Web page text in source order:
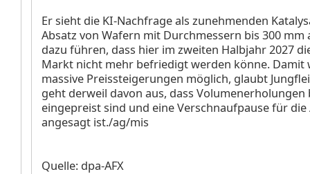
Er sieht die KI-Nachfrage als zunehmenden
Absatz von Wafern mit Durchmessern bis 300 mm
dazu führen, dass hier im zweiten Halbjahr 2027
Markt nicht mehr befriedigt werden könne. Damit
massive Preissteigerungen möglich, glaubt
geht derweil davon aus, dass Volumenerholungen
eingepreist sind und eine Verschnaufpause für die
angesagt ist./ag/mis
Quelle: dpa-AFX